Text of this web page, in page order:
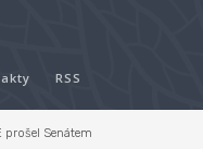
RSS
prošel Senátem